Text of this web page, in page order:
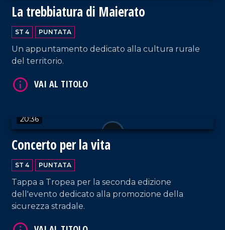
La trebbiatura di Maierato
ST 4 PUNTATA
Un appuntamento dedicato alla cultura rurale
del territorio.
20:36
Concerto per la vita
ST 4 PUNTATA
Tappa a Tropea per la seconda edizione
dell'evento dedicato alla promozione della
sicurezza stradale.
VAI AL TITOLO
VAI AL TITOLO